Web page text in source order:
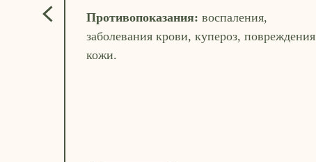
Противопоказания: воспаления,
заболевания крови, купероз, повреждения
кожи.